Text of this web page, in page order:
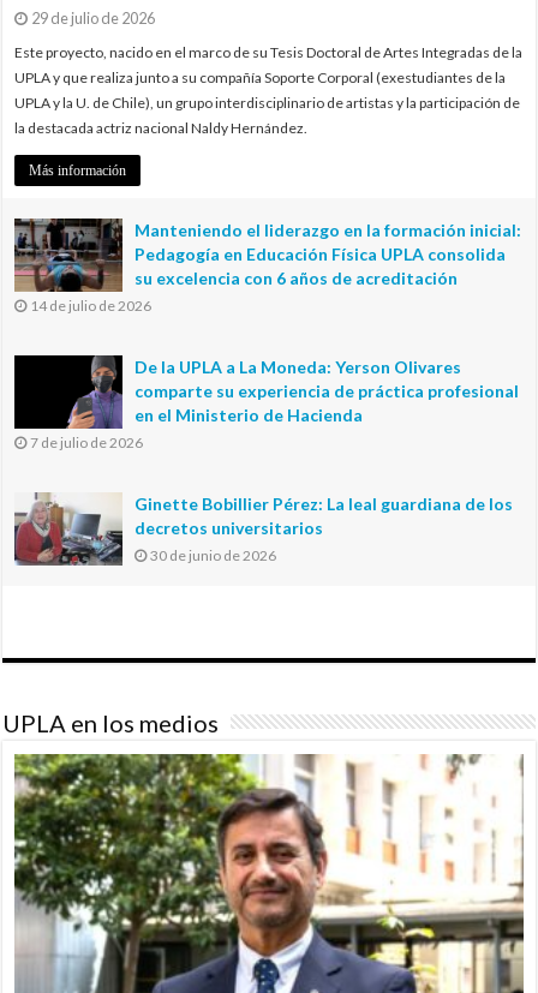
29 de julio de 2026
Este proyecto, nacido en el marco de su Tesis Doctoral de Artes Integradas de la
UPLA y que realiza junto a su compañía Soporte Corporal (exestudiantes de la
UPLA y la U. de Chile), un grupo interdisciplinario de artistas y la participación de
la destacada actriz nacional Naldy Hernández.
Más información
Manteniendo el liderazgo en la formación inicial:
Pedagogía en Educación Física UPLA consolida
su excelencia con 6 años de acreditación
14 de julio de 2026
De la UPLA a La Moneda: Yerson Olivares
comparte su experiencia de práctica profesional
en el Ministerio de Hacienda
7 de julio de 2026
Ginette Bobillier Pérez: La leal guardiana de los
decretos universitarios
30 de junio de 2026
UPLA en los medios